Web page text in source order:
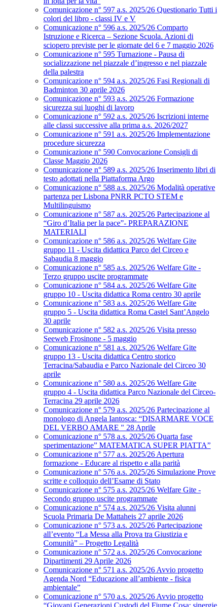
Comunicazione n° 597 a.s. 2025/26 Questionario Tutti i
colori del libro - classi IV e V
Comunicazione n° 596 a.s. 2025/26 Comparto
Istruzione e Ricerca – Sezione Scuola. Azioni di
sciopero previste per le giornate del 6 e 7 maggio 2026
Comunicazione n° 595 Turnazione - Pausa di
socializzazione nel piazzale d’ingresso e nel piazzale
della palestra
Comunicazione n° 594 a.s. 2025/26 Fasi Regionali di
Badminton 30 aprile 2026
Comunicazione n° 593 a.s. 2025/26 Formazione
sicurezza sui luoghi di lavoro
Comunicazione n° 592 a.s. 2025/26 Iscrizioni interne
alle classi successive alla prima a.s. 2026/2027
Comunicazione n° 591 a.s. 2025/26 Implementazione
procedure sicurezza
Comunicazione n° 590 Convocazione Consigli di
Classe Maggio 2026
Comunicazione n° 589 a.s. 2025/26 Inserimento libri di
testo adottati nella Piattaforma Argo
Comunicazione n° 588 a.s. 2025/26 Modalità operative
partenza per Lisbona PNRR PCTO STEM e
Multilinguismo
Comunicazione n° 587 a.s. 2025/26 Partecipazione al
“Giro d’Italia per la pace”- PREPARAZIONE
MATERIALI
Comunicazione n° 586 a.s. 2025/26 Welfare Gite
gruppo 11 - Uscita didattica Parco del Circeo e
Sabaudia 8 maggio
Comunicazione n° 585 a.s. 2025/26 Welfare Gite -
Terzo gruppo uscite programmate
Comunicazione n° 584 a.s. 2025/26 Welfare Gite
gruppo 10 - Uscita didattica Roma centro 30 aprile
Comunicazione n° 583 a.s. 2025/26 Welfare Gite
gruppo 5 - Uscita didattica Roma Castel Sant’Angelo
30 aprile
Comunicazione n° 582 a.s. 2025/26 Visita presso
Seeweb Frosinone - 5 maggio
Comunicazione n° 581 a.s. 2025/26 Welfare Gite
gruppo 13 - Uscita didattica Centro storico
Terracina/Sabaudia e Parco Nazionale del Circeo 30
aprile
Comunicazione n° 580 a.s. 2025/26 Welfare Gite
gruppo 4 - Uscita didattica Parco Nazionale del Circeo-
Terracina 29 aprile 2026
Comunicazione n° 579 a.s. 2025/26 Partecipazione al
monologo di Angela Iantosca: “DISARMARE VOCE
DEL VERBO AMARE " 28 Aprile
Comunicazione n° 578 a.s. 2025/26 Quarta fase
sperimentazione” MATEMATICA SUPER PIATTA”
Comunicazione n° 577 a.s. 2025/26 Apertura
formazione - Educare al rispetto e alla parità
Comunicazione n° 576 a.s. 2025/26 Simulazione Prove
scritte e colloquio dell’Esame di Stato
Comunicazione n° 575 a.s. 2025/26 Welfare Gite -
Secondo gruppo uscite programmate
Comunicazione n° 574 a.s. 2025/26 Visita alunni
Scuola Primaria De Mattaheis 27 aprile 2026
Comunicazione n° 573 a.s. 2025/26 Partecipazione
all’evento “La Messa alla Prova tra Giustizia e
Comunità” – Progetto Legalità
Comunicazione n° 572 a.s. 2025/26 Convocazione
Dipartimenti 29 Aprile 2026
Comunicazione n° 571 a.s. 2025/26 Avvio progetto
Agenda Nord “Educazione all’ambiente - fisica
ambientale”
Comunicazione n° 570 a.s. 2025/26 Avvio progetto